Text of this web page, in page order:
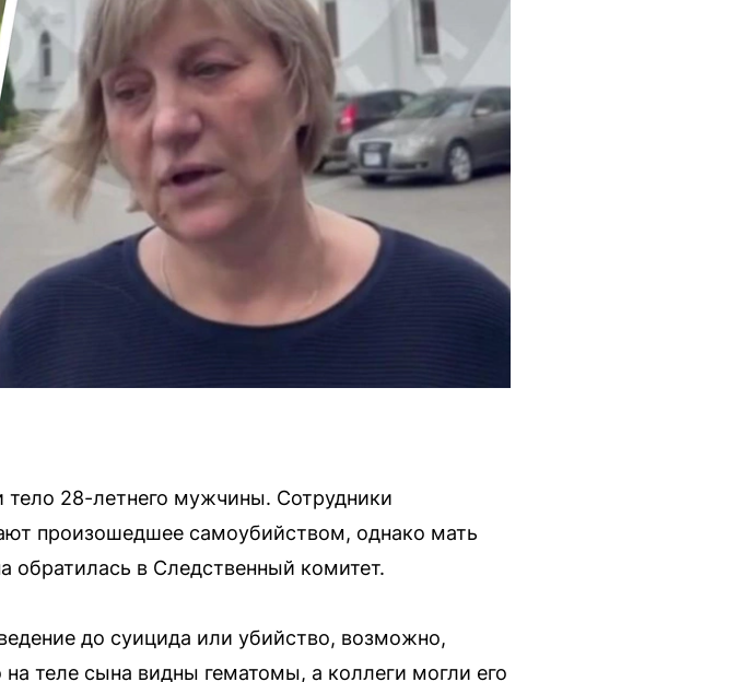
28-летнего мужчины. Сотрудники
произошедшее самоубийством, однако мать
обратилась в Следственный комитет.
до суицида или убийство, возможно,
теле сына видны гематомы, а коллеги могли его